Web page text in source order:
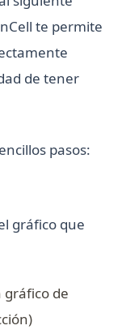
Imputer
de la base de
Fast and Faster
A
Using
and
te permite
de tener
pasos:
gráfico que
de